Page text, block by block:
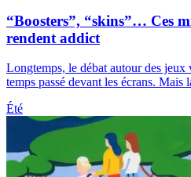
“Boosters”, “skins”… Ces
rendent addict
Longtemps, le débat autour des jeux
temps passé devant les écrans. Mais
Été